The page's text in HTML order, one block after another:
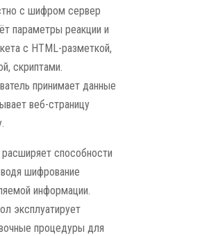
с шифром сервер
параметры реакции и
с HTML-разметкой,
скриптами.
принимает данные
веб-страницу
способности
шифрование
информации.
эксплуатирует
процедуры для